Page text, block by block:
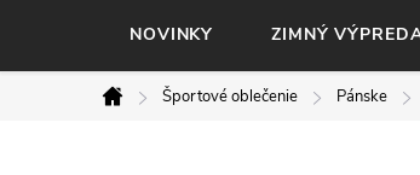
NOVINKY ZIMNÝ
Domov
Športové oblečenie Pánske